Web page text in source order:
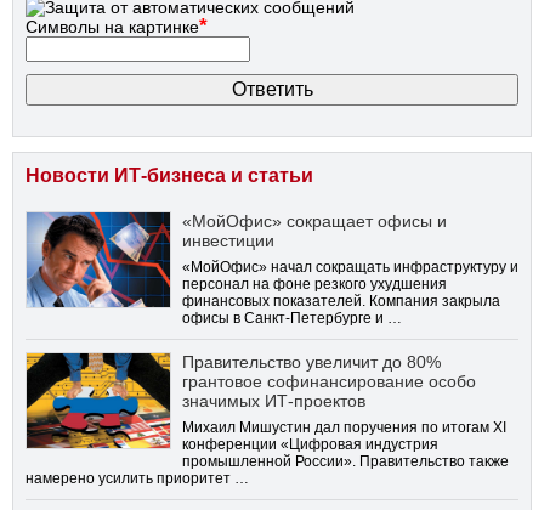
Символы на картинке*
Новости ИТ-бизнеса и статьи
«МойОфис» сокращает офисы и
инвестиции
«МойОфис» начал сокращать инфраструктуру и
персонал на фоне резкого ухудшения
финансовых показателей. Компания закрыла
офисы в Санкт-Петербурге и …
Правительство увеличит до 80%
грантовое софинансирование особо
значимых ИТ-проектов
Михаил Мишустин дал поручения по итогам XI
конференции «Цифровая индустрия
промышленной России». Правительство также
намерено усилить приоритет …